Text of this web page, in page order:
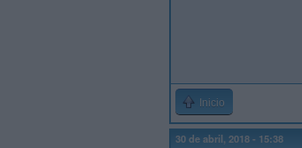
Inicio
30 de abril, 2018 - 15:38